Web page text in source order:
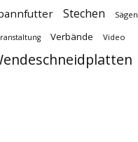
Stechen Sägen
Verbände Video